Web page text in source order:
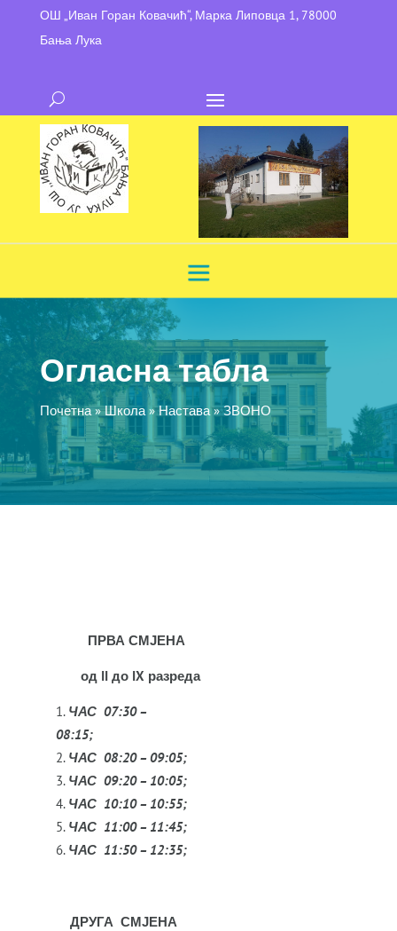
ОШ „Иван Горан Ковачић“, Марка Липовца 1, 78000
Бања Лука
Огласна табла
Почетна»Школа»Настава»ЗВОНО
ПРВА СМЈЕНА
одII доIX разреда
ЧАС 07:30 –
08:15;
ЧАС 08:20 – 09:05;
ЧАС 09:20 – 10:05;
ЧАС 10:10 – 10:55;
ЧАС 11:00 – 11:45;
ЧАС 11:50 – 12:35;
ДРУГА СМЈЕНА